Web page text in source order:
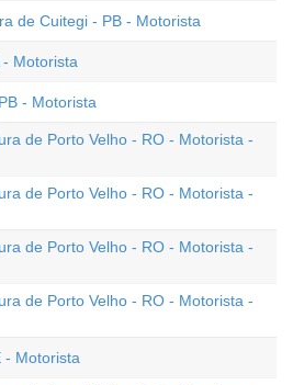
de Cuitegi - PB - Motorista
- Motorista
- Motorista
de Porto Velho - RO - Motorista -
de Porto Velho - RO - Motorista -
de Porto Velho - RO - Motorista -
de Porto Velho - RO - Motorista -
- Motorista